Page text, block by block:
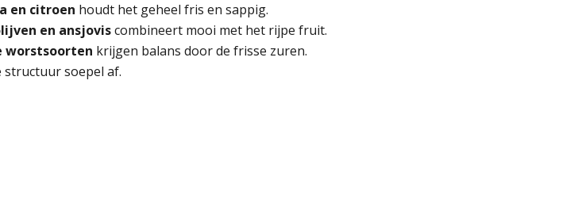
en citroen houdt het geheel fris en sappig.
en ansjoviscombineert mooi met het rijpe fruit.
worstsoorten krijgen balans door de frisse zuren.
structuur soepel af.